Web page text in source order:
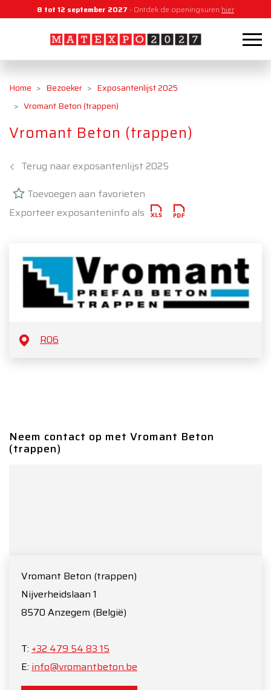
8 tot 12 september 2027 - Ontdek de openingsuren hier
Home Bezoeker
Exposantenlijst 2025
Vromant Beton (trappen)
Vromant Beton (trappen)
Terug naar exposantenlijst 2025
Toevoegen aan favorieten
Exporteer exposanteninfo als
R06
Neem contact op met Vromant Beton
(trappen)
Vromant Beton (trappen)
Nijverheidslaan 1
8570 Anzegem (België)
T: +32 479 54 83 15
E: info@vromantbeton.be